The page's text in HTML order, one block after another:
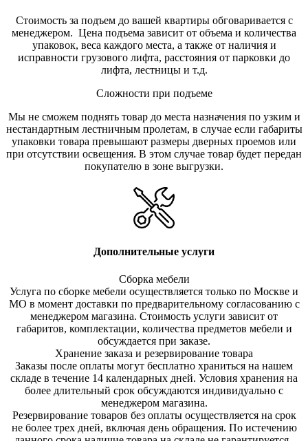
Стоимость за подъем до вашей квартиры обговаривается с
менеджером. Цена подъема зависит от объема и количества
упаковок, веса каждого места, а также от наличия и
исправности грузового лифта, расстояния от парковки до
лифта, лестницы и т.д.
Сложности при подъеме
Мы не сможем поднять товар до места назначения по узким и
нестандартным лестничным пролетам, в случае если габариты
упаковки товара превышают размеры дверных проемов или
при отсутствии освещения. В этом случае товар будет передан
покупателю в зоне выгрузки.
Дополнительные услуги
Сборка мебели
Услуга по сборке мебели осуществляется только по Москве и
МО в момент доставки по предварительному согласованию с
менеджером магазина. Стоимость услуги зависит от
габаритов, комплектации, количества предметов мебели и
обсуждается при заказе.
Хранение заказа и резервирование товара
Заказы после оплаты могут бесплатно храниться на нашем
складе в течение 14 календарных дней. Условия хранения на
более длительный срок обсуждаются индивидуально с
менеджером магазина.
Резервирование товаров без оплаты осуществляется на срок
не более трех дней, включая день обращения. По истечению